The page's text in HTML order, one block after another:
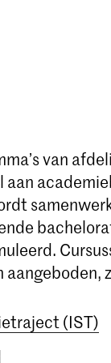
van
aangeboden,
(IST)